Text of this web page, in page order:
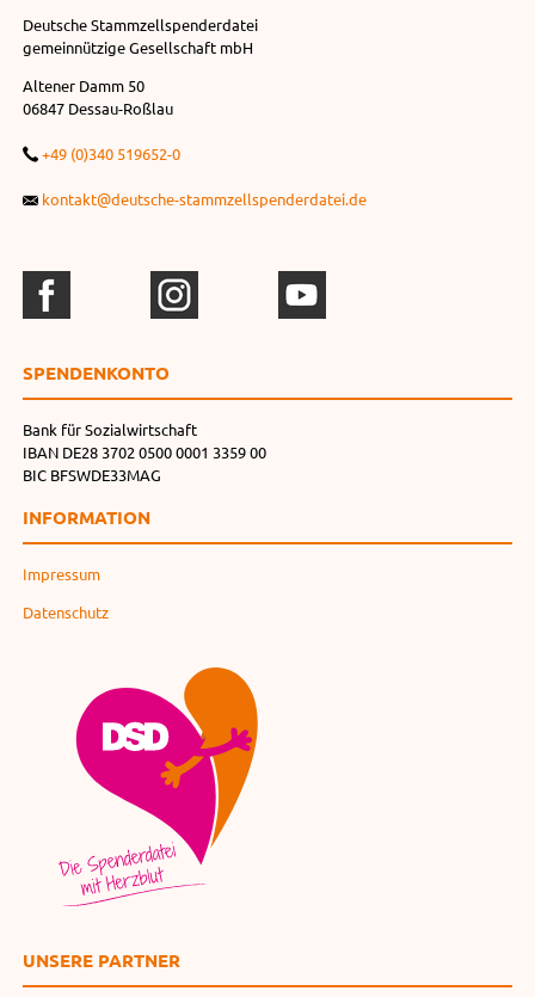
Deutsche Stammzellspenderdatei
gemeinnützige Gesellschaft mbH
Altener Damm 50
06847 Dessau-Roßlau
+49 (0)340 519652-0
kontakt@deutsche-stammzellspenderdatei.de
SPENDEN­KONTO
Bank für Sozialwirtschaft
IBAN DE28 3702 0500 0001 3359 00
BIC BFSWDE33MAG
INFORMATION
Impressum
Datenschutz
UNSERE PARTNER